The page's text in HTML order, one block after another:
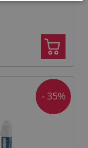
- 35%